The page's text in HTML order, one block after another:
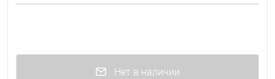
Нет в наличии